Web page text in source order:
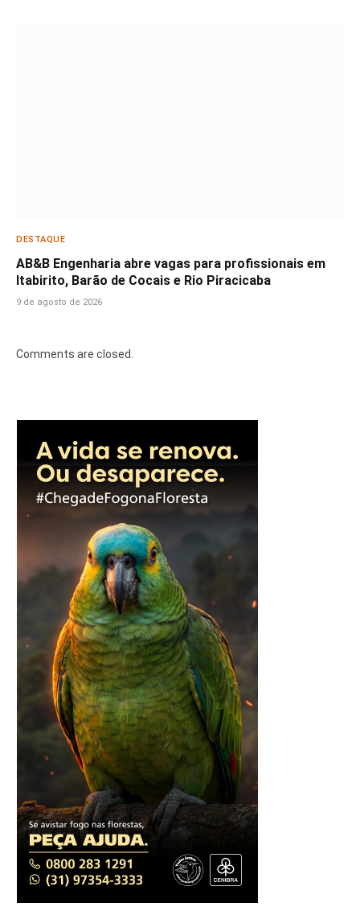
DESTAQUE
AB&B Engenharia abre vagas para profissionais em
Itabirito, Barão de Cocais e Rio Piracicaba
9 de agosto de 2026
Comments are closed.